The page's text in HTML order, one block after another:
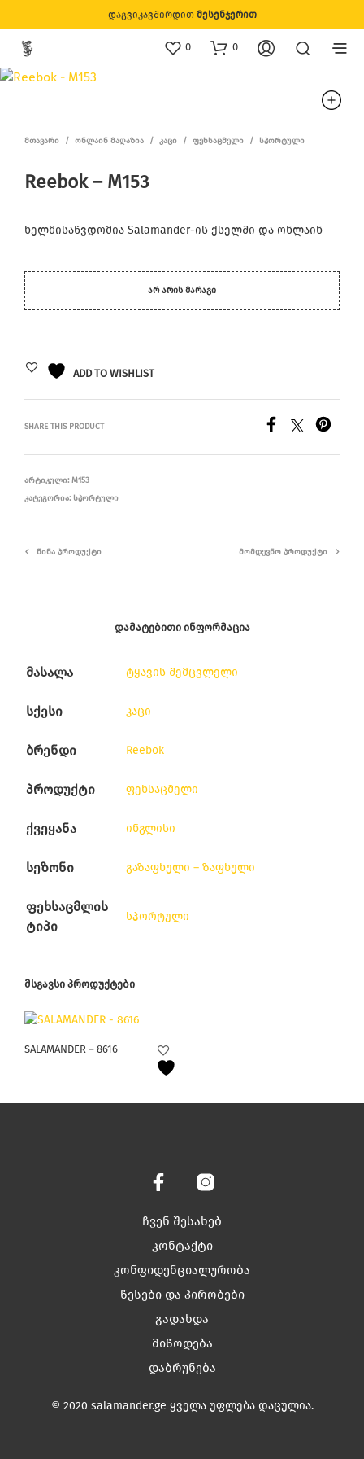
დაგვიკავშირდით მესენჯერით
0 0
ᲛᲗᲐᲕᲐᲠᲘ / ᲝᲜᲚᲐᲘᲜ ᲛᲐᲦᲐᲖᲘᲐ / ᲙᲐᲪᲘ / ᲤᲔᲮᲡᲐᲪᲛᲔᲚᲘ / ᲡᲞᲝᲠᲢᲣᲚᲘ
Reebok – M153
ხელმისაწვდომია Salamander-ის ქსელში და ონლაინ
ᲐᲠ ᲐᲠᲘᲡ ᲛᲐᲠᲐᲒᲘ
ADD TO WISHLIST
SHARE THIS PRODUCT
ᲐᲠᲢᲘᲙᲣᲚᲘ: M153
ᲙᲐᲢᲔᲒᲝᲠᲘᲐ: ᲡᲞᲝᲠᲢᲣᲚᲘ
ᲬᲘᲜᲐ ᲞᲠᲝᲓᲣᲥᲢᲘ ᲛᲝᲛᲓᲔᲕᲜᲝ ᲞᲠᲝᲓᲣᲥᲢᲘ
ᲓᲐᲛᲐᲢᲔᲑᲘᲗᲘ ᲘᲜᲤᲝᲠᲛᲐᲪᲘᲐ
მასალა ტყავის შემცვლელი
სქესი კაცი
ბრენდი Reebok
პროდუქტი ფეხსაცმელი
ქვეყანა ინგლისი
სეზონი გაზაფხული – ზაფხული
ფეხსაცმლის
ტიპი
სპორტული
ᲛᲡᲒᲐᲕᲡᲘ ᲞᲠᲝᲓᲣᲥᲢᲔᲑᲘ
SALAMANDER – 8616
product
has
variants.
be
chosen
the
product
ჩვენ შესახებ
კონტაქტი
კონფიდენციალურობა
წესები და პირობები
გადახდა
მიწოდება
დაბრუნება
© 2020 salamander.ge ყველა უფლება დაცულია.